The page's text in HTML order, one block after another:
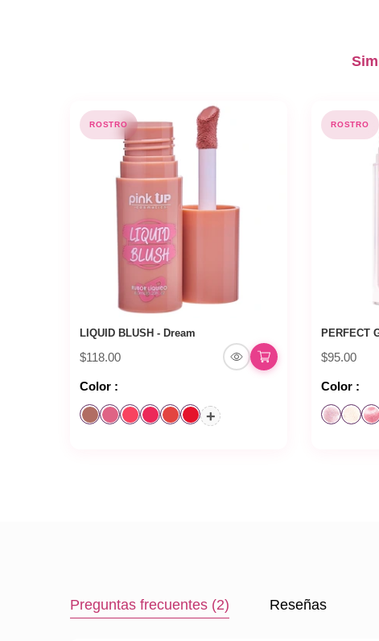
ROSTRO
LIQUID BLUSH - Dream
$118.00
Color :
+
ROSTRO
PERFECT
$95.00
Color :
Preguntas frecuentes (2) Reseñas